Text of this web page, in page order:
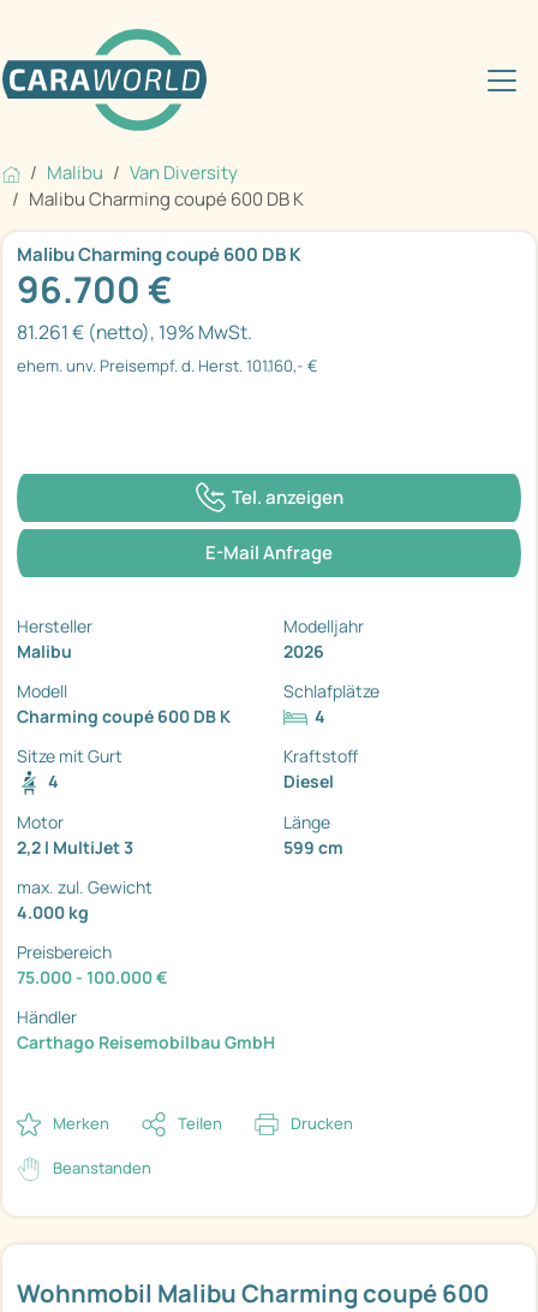
Malibu
Van Diversity
Malibu Charming coupé 600 DB K
Wohnmobil Malibu Charming coupé 600
Malibu Charming coupé 600 DB K
96.700 €
81.261 € (netto), 19% MwSt.
ehem. unv. Preisempf. d. Herst. 101.160,- €
Tel. anzeigen
E-Mail Anfrage
Hersteller
Malibu
Modelljahr
2026
Modell
Charming coupé 600 DB K
Schlafplätze
4
Sitze mit Gurt
4
Kraftstoff
Diesel
Motor
2,2 l MultiJet 3
Länge
599 cm
max. zul. Gewicht
4.000 kg
Preisbereich
75.000 - 100.000 €
Händler
Carthago Reisemobilbau GmbH
Merken Teilen Drucken
Beanstanden